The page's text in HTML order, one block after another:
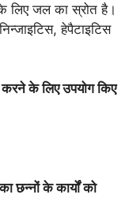
लिए जल का स्रोत है।
हेपैटाइटिस
के लिए उपयोग किए
छन्नों के कार्यों को